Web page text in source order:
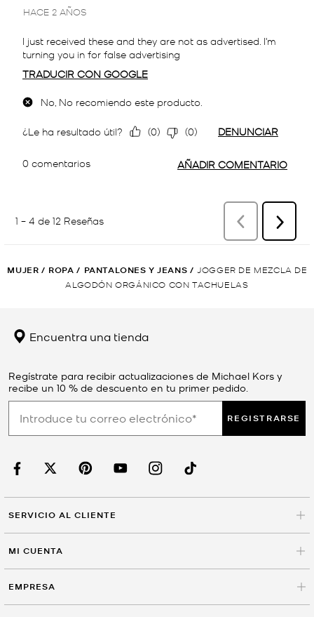
MUJER / ROPA / PANTALONES Y JEANS / JOGGER DE MEZCLA DE
ALGODÓN ORGÁNICO CON TACHUELAS
Encuentra una tienda
Regístrate para recibir actualizaciones de Michael Kors y
recibe un 10 % de descuento en tu primer pedido.
REGISTRARSE
SERVICIO AL CLIENTE
MI CUENTA
EMPRESA